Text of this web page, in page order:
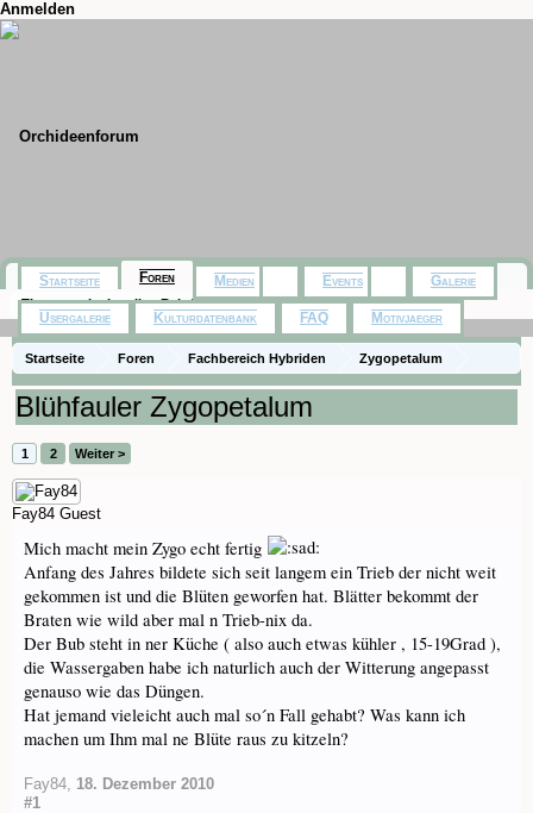
Anmelden
Startseite Foren Fachbereich Hybriden Zygopetalum
Blühfauler Zygopetalum
1 2 Weiter >
Fay84 Guest
Mich macht mein Zygo echt fertig
Anfang des Jahres bildete sich seit langem ein Trieb der nicht weit
gekommen ist und die Blüten geworfen hat. Blätter bekommt der
Braten wie wild aber mal n Trieb-nix da.
Der Bub steht in ner Küche ( also auch etwas kühler , 15-19Grad ),
die Wassergaben habe ich naturlich auch der Witterung angepasst
genauso wie das Düngen.
Hat jemand vieleicht auch mal so´n Fall gehabt? Was kann ich
machen um Ihm mal ne Blüte raus zu kitzeln?
Fay84, 18. Dezember 2010
#1
Startseite Foren
Themen mit aktuellen Beiträgen
Medien Events Galerie
Usergalerie Kulturdatenbank FAQ Motivjaeger